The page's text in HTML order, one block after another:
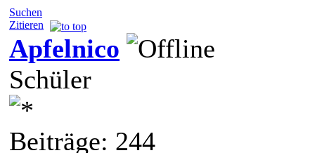
Suchen
Zitieren
Apfelnico
Schüler
Beiträge: 244